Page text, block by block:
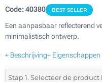
Code:40380 BEST SELLER
Een aanpasbaar reflecterend
minimalistisch ontwerp.
+ Beschrijving+ Eigenschappen
Stap 1. Selecteer de product